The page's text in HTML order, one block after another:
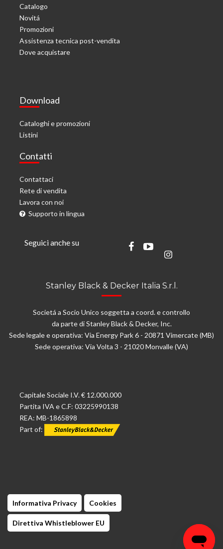
Catalogo
Novitá
Promozioni
Assistenza tecnica post-vendita
Dove acquistare
Download
Cataloghi e promozioni
Listini
Contatti
Contattaci
Rete di vendita
Lavora con noi
Supporto in lingua
Seguici anche su
Stanley Black & Decker Italia S.r.l.
Societá a Socio Unico soggetta a coord. e controllo
da parte di Stanley Black & Decker, Inc.
Sede legale e operativa: Via Energy Park 6 - 20871 Vimercate (MB)
Sede operativa: Via Volta 3 - 21020 Monvalle (VA)
Capitale Sociale I.V. € 12.000.000
Partita IVA e C.F: 03225990138
REA: MB-1865898
Part of:
Informativa Privacy Cookies
Direttiva Whistleblower EU